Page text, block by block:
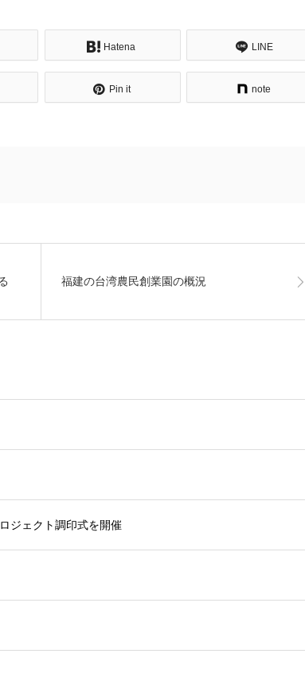
Hatena LINE
Pin it note
福建の台湾農民創業園の概況
ジェクト調印式を開催